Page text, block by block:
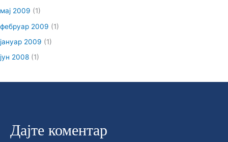
мај 2009 (1)
фебруар 2009 (1)
јануар 2009 (1)
јун 2008 (1)
Дајте коментар